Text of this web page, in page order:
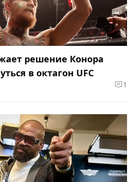
решение Конора
в октагон UFC
1